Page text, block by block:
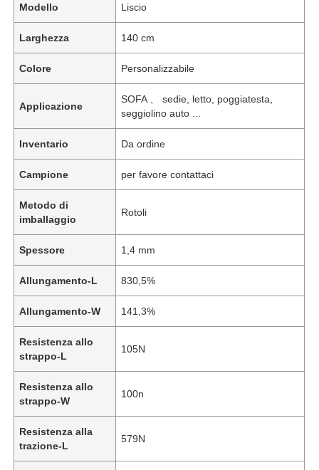
Modello Liscio
Larghezza 140 cm
Colore Personalizzabile
Applicazione
SOFA 、 sedie, letto, poggiatesta,
seggiolino auto ...
Inventario Da ordine
Campione per favore contattaci
Metodo di
imballaggio
Rotoli
Spessore 1,4 mm
Allungamento-L 830,5%
Allungamento-W 141,3%
Resistenza allo
strappo-L
105N
Resistenza allo
strappo-W
100n
Resistenza alla
trazione-L
579N